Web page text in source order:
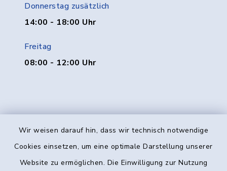
Wir weisen darauf hin, dass wir technisch notwendige
Cookies einsetzen, um eine optimale Darstellung unserer
Website zu ermöglichen. Die Einwilligung zur Nutzung
Donnerstag zusätzlich
14:00 - 18:00 Uhr
Freitag
08:00 - 12:00 Uhr
Kontakt